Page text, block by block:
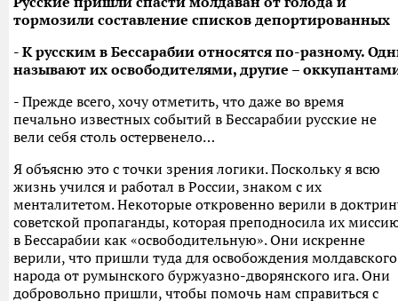
тормозили составление списков депортированных
- К русским в Бессарабии относятся по-разному.
называют их освободителями, другие –
- Прежде всего, хочу отметить, что даже во время
печально известных событий в Бессарабии русские не
вели себя столь остервенело…
Я объясню это с точки зрения логики. Поскольку я всю
жизнь учился и работал в России, знаком с их
менталитетом. Некоторые откровенно верили в
советской пропаганды, которая преподносила их
в Бессарабии как «освободительную». Они искренне
верили, что пришли туда для освобождения молдавского
народа от румынского буржуазно-дворянского ига. Они
добровольно пришли, чтобы помочь нам справиться с